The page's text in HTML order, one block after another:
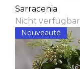
Sarracenia
Nicht verfügbar
Nouveauté